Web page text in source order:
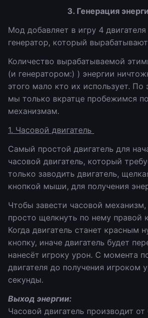
3. Генерация
Мод добавляет в игру 4
генератор, который
Количество вырабатываемой
(и генератором:) ) энергии
этого мало кто их использует.
мы только вкратце пробежимся
механизмам.
1. Часовой двигатель
Самый простой двигатель для
часовой двигатель, который
только заводить двигатель,
кнопкой мыши, для получения
Чтобы завести часовой
просто щелкнуть по нему правой
Когда двигатель станет красным
кнопку, иначе двигатель будет
нанесёт игроку урон. С момента
двигателя до получения игроком
секунды.
Выход энергии:
Часовой двигатель производит от